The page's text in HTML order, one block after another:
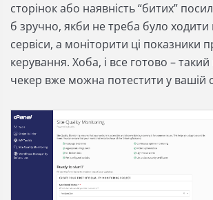
сторінок або наявність “битих”
б зручно, якби не треба було ходити
сервіси, а моніторити ці показники
керування. Хоба, і все готово –
чекер вже можна потестити у вашій